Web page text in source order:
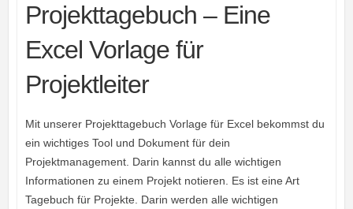
Projekttagebuch – Eine
Excel Vorlage für
Projektleiter
Mit unserer Projekttagebuch Vorlage für Excel bekommst du
ein wichtiges Tool und Dokument für dein
Projektmanagement. Darin kannst du alle wichtigen
Informationen zu einem Projekt notieren. Es ist eine Art
Tagebuch für Projekte. Darin werden alle wichtigen